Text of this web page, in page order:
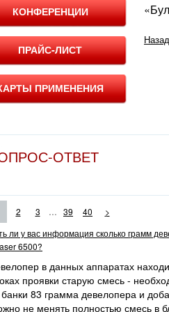
КОНФЕРЕНЦИИ
ПРАЙС-ЛИСТ
ПРИМЕНЕНИЯ
ОТВЕТ
2 3 ... 39 40
>
ли у вас информация сколько грамм
6500?
в данных аппаратах
проявки старую смесь -
банки 83 грамма девелопера и
не менять полностью смесь в